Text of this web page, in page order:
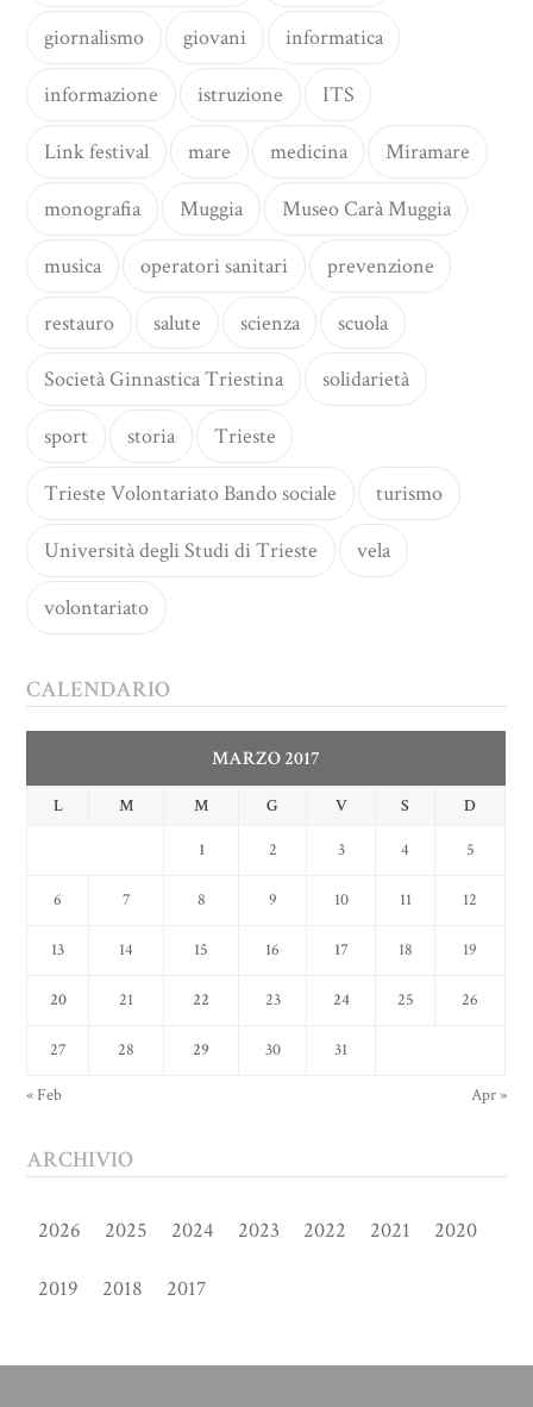
giornalismo giovani informatica
informazione istruzione ITS
Link festival mare medicina Miramare
monografia Muggia Museo Carà Muggia
musica operatori sanitari prevenzione
restauro salute scienza scuola
Società Ginnastica Triestina solidarietà
sport storia Trieste
Trieste Volontariato Bando sociale turismo
Università degli Studi di Trieste vela
volontariato
CALENDARIO
MARZO 2017
L M M G V S D
1 2 3 4 5
6 7 8 9 10 11 12
13 14 15 16 17 18 19
20 21 22 23 24 25 26
27 28 29 30 31
« Feb Apr »
ARCHIVIO
2026 2025 2024 2023 2022 2021 2020
2019 2018 2017